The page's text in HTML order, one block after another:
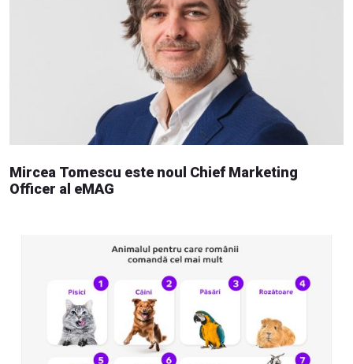
Mircea Tomescu este noul Chief Marketing
Officer al eMAG